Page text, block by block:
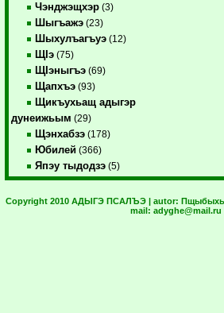
Чэнджэщхэр (3)
Шыгъажэ (23)
Шыхулъагъуэ (12)
ЩIэ (75)
ЩIэныгъэ (69)
Щапхъэ (93)
Щикъухьащ адыгэр
дунеижьым (29)
Щэнхабзэ (178)
Юбилей (366)
Япэу тыдодзэ (5)
Copyright 2010 АДЫГЭ ПСАЛЪЭ | autor: Пщыбыхь
mail: adyghe@mail.ru